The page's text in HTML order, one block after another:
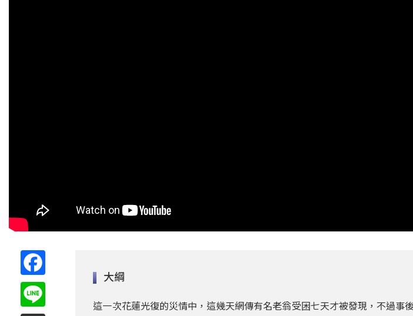
大綱
這一次花蓮光復的災情中，這幾天網傳有名老翁受困七天才被發現，不過事